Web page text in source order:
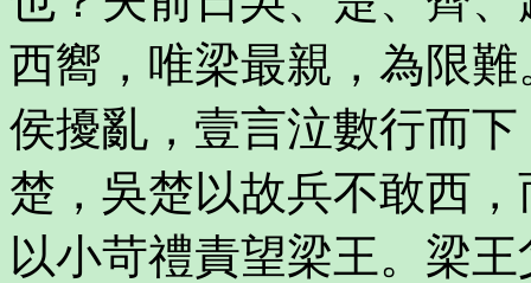
西嚮，唯梁最親，為限
侯擾亂，壹言泣數行而
楚，吳楚以故兵不敢西
以小苛禮責望梁王。梁